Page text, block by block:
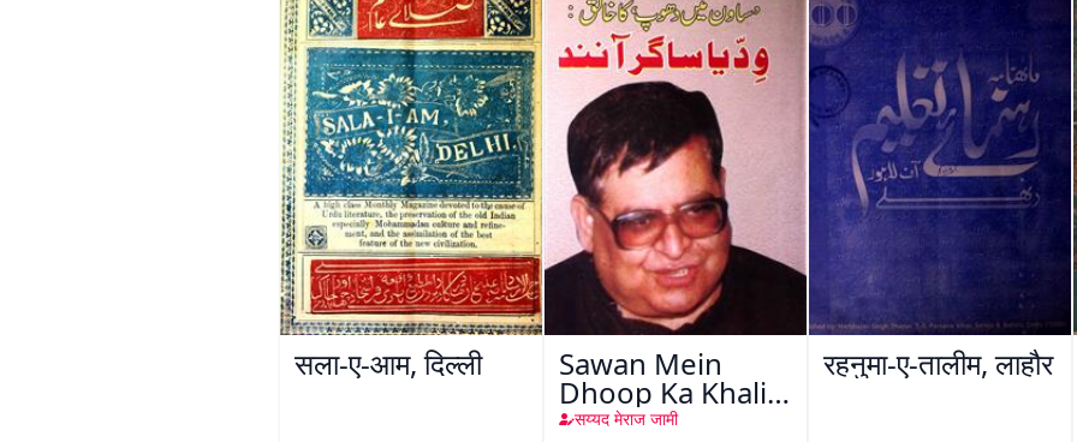
सला-ए-आम, दिल्ली Sawan Mein
Dhoop Ka Khaliq
: Viddiya Sagar
सय्यद मेराज जामी
रहनुमा-ए-तालीम, लाहौर